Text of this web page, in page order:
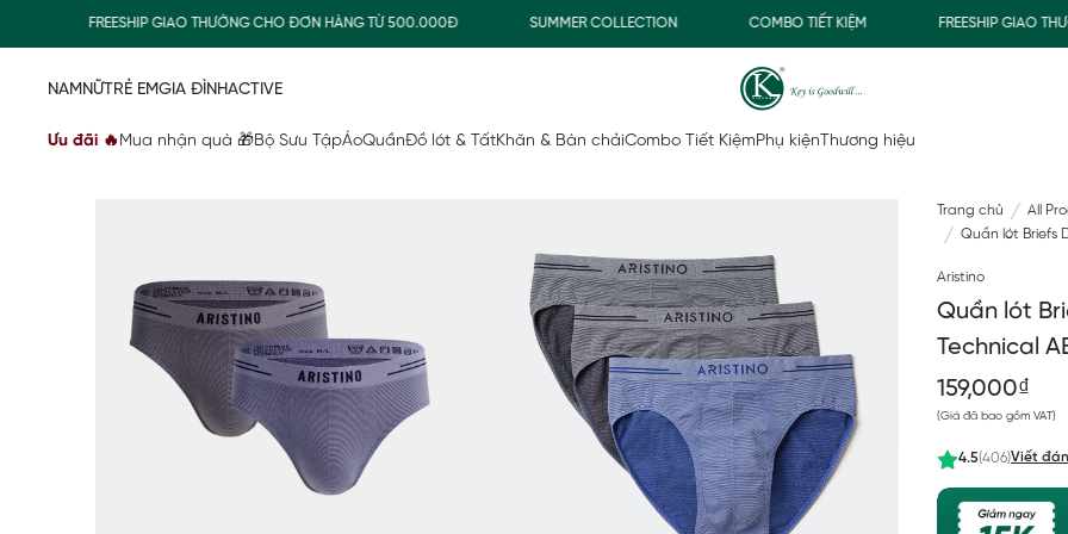
FREESHIP GIAO THƯỜNG CHO ĐƠN HÀNG TỪ 500.000Đ SUMMER COLLECTION COMBO TIẾT KIỆM FREESHIP GIAO
NAMNỮTRẺ EMGIA ĐÌNHACTIVE
Ưu đãi 🔥 Mua nhận quà 🎁Bộ Sưu TậpÁoQuầnĐồ lót & TấtKhăn & Bàn chảiCombo Tiết KiệmPhụ kiện Thương hiệu
Trang chủ
All
Quần lót Briefs
Aristino
Quần lót
Technical
159,000₫
(Giá đã bao gồm VAT)
4.5(406)Viết